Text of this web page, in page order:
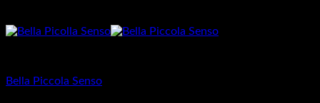
Bella Piccola Senso